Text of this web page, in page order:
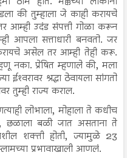
की तुम्हाला जे काही करायचे
आम्ही उदंड संपत्ती गोळा करून
आपला सत्ताधारी बनवतो. जर
करायचे असेल तर आम्ही तेही करू.
नका. प्रेषित म्हणाले की, मला
ईश्‍वरावर श्रद्धा ठेवायला सांगतो
तुम्ही राज्य कराल.
लोभाला, मोहाला ते कधीच
छळाला बळी जात असताना ते
शक्ती होती, ज्यामुळे 23
प्रभावाखाली आणलं.